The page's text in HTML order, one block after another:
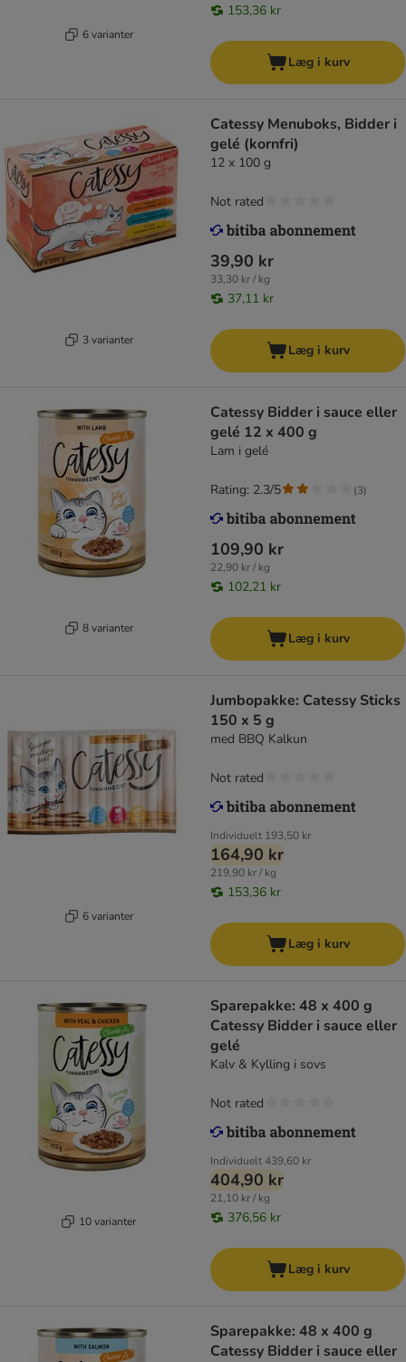
6 varianter
153,36 kr
Læg i kurv
3 varianter
Catessy Menuboks, Bidder i
gelé (kornfri)
12 x 100 g
39,90 kr
33,30 kr / kg
37,11 kr
Not rated
Læg i kurv
8 varianter
Catessy Bidder i sauce eller
gelé 12 x 400 g
Lam i gelé
109,90 kr
22,90 kr / kg
102,21 kr
Rating: 2.3/5 (3)
Læg i kurv
6 varianter
Jumbopakke: Catessy Sticks
150 x 5 g
med BBQ Kalkun
Individuelt 193,50 kr
164,90 kr
219,90 kr / kg
153,36 kr
Not rated
Læg i kurv
10 varianter
Sparepakke: 48 x 400 g
Catessy Bidder i sauce eller
gelé
Kalv & Kylling i sovs
Individuelt439,60 kr
404,90 kr
21,10 kr / kg
376,56 kr
Not rated
Læg i kurv
Sparepakke: 48 x 400 g
Catessy Bidder i sauce eller